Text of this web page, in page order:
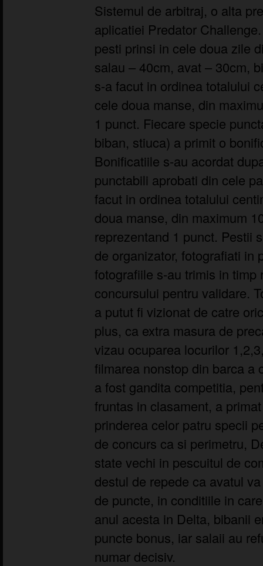
Sistemul de arbitraj, o alta
aplicatiei Predator
pesti prinsi in cele doua zile
salau – 40cm, avat – 30cm,
s-a facut in ordinea totalului
cele doua manse, din
1 punct. Fiecare specie
biban, stiuca) a primit o
Bonificatiile s-au acordat
punctabili aprobati din cele
facut in ordinea totalului
doua manse, din maximum
reprezentand 1 punct. Pestii
de organizator, fotografiati in
fotografiile s-au trimis in
concursului pentru validare.
a putut fi vizionat de catre
plus, ca extra masura de
vizau ocuparea locurilor
filmarea nonstop din barca a
a fost gandita competitia,
fruntas in clasament, a
prinderea celor patru specii
de concurs ca si perimetru,
state vechi in pescuitul de
destul de repede ca avatul
de puncte, in conditiile in
anul acesta in Delta, bibanii
puncte bonus, iar salaii au
numar decisiv.